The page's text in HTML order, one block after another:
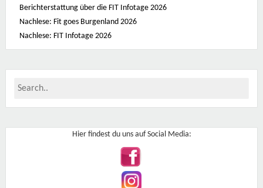
Berichterstattung über die FIT Infotage 2026
Nachlese: Fit goes Burgenland 2026
Nachlese: FIT Infotage 2026
Hier findest du uns auf Social Media: